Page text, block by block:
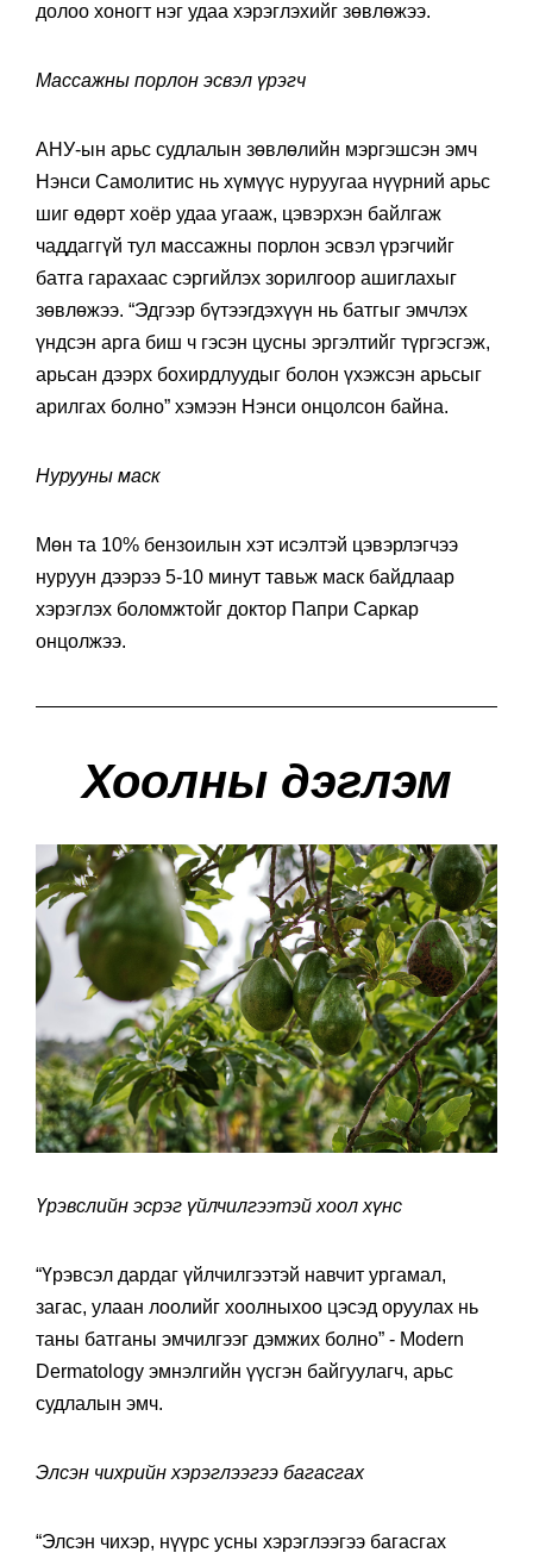
долоо хоногт нэг удаа хэрэглэхийг зөвлөжээ.
Массажны порлон эсвэл үрэгч
АНУ-ын арьс судлалын зөвлөлийн мэргэшсэн эмч
Нэнси Самолитис нь хүмүүс нуруугаа нүүрний арьс
шиг өдөрт хоёр удаа угааж, цэвэрхэн байлгаж
чаддаггүй тул массажны порлон эсвэл үрэгчийг
батга гарахаас сэргийлэх зорилгоор ашиглахыг
зөвлөжээ. “Эдгээр бүтээгдэхүүн нь батгыг эмчлэх
үндсэн арга биш ч гэсэн цусны эргэлтийг түргэсгэж,
арьсан дээрх бохирдлуудыг болон үхэжсэн арьсыг
арилгах болно” хэмээн Нэнси онцолсон байна.
Нурууны маск
Мөн та 10% бензоилын хэт исэлтэй цэвэрлэгчээ
нуруун дээрээ 5-10 минут тавьж маск байдлаар
хэрэглэх боломжтойг доктор Папри Саркар
онцолжээ.
Хоолны дэглэм
Үрэвслийн эсрэг үйлчилгээтэй хоол хүнс
“Үрэвсэл дардаг үйлчилгээтэй навчит ургамал,
загас, улаан лоолийг хоолныхоо цэсэд оруулах нь
таны батганы эмчилгээг дэмжих болно” - Modern
Dermatology эмнэлгийн үүсгэн байгуулагч, арьс
судлалын эмч.
Элсэн чихрийн хэрэглээгээ багасгах
“Элсэн чихэр, нүүрс усны хэрэглээгээ багасгах